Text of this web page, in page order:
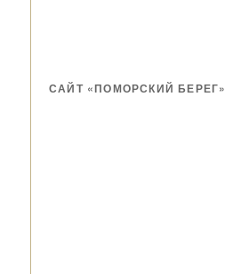
САЙТ «ПОМОРСКИЙ БЕРЕГ»